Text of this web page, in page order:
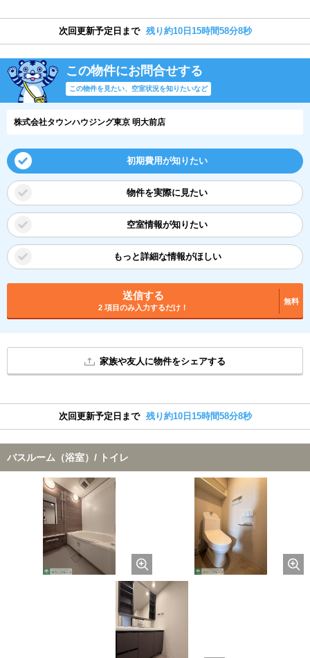
次回更新予定日まで 残り約10日15時間58分8秒
この物件にお問合せする
この物件を見たい、空室状況を知りたいなど
株式会社タウンハウジング東京 明大前店
初期費用が知りたい
物件を実際に見たい
空室情報が知りたい
もっと詳細な情報がほしい
送信する
2 項目のみ入力するだけ！
無料
家族や友人に物件をシェアする
次回更新予定日まで 残り約10日15時間58分8秒
バスルーム（浴室）/ トイレ